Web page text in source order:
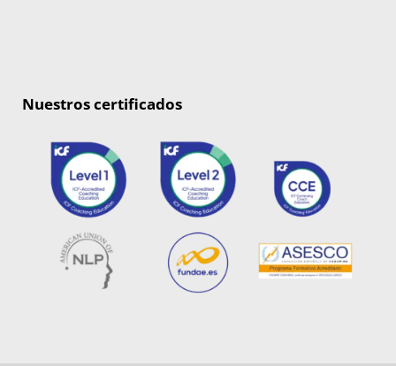
Nuestros certificados